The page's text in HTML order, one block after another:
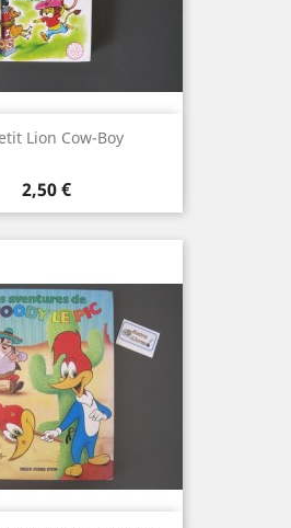
Lion Cow-Boy
Prix
2,50 €